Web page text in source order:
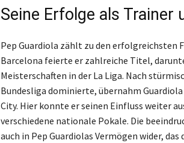
Seine Erfolge als Trainer
Pep Guardiola zählt zu den erfolgreichsten
Barcelona feierte er zahlreiche Titel,
Meisterschaften in der La Liga. Nach
Bundesliga dominierte, übernahm
City. Hier konnte er seinen Einfluss weiter
verschiedene nationale Pokale. Die
auch in Pep Guardiolas Vermögen wider,